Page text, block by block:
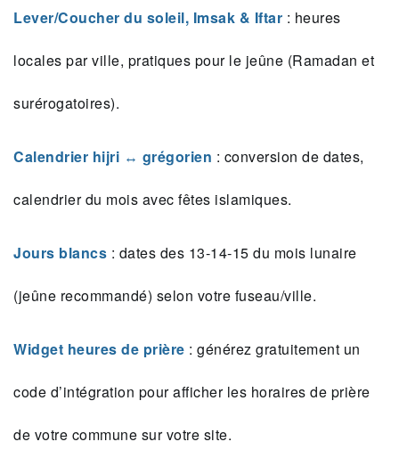
Lever/Coucher du soleil, Imsak & Iftar : heures
locales par ville, pratiques pour le jeûne (Ramadan et
surérogatoires).
Calendrier hijri ↔ grégorien : conversion de dates,
calendrier du mois avec fêtes islamiques.
Jours blancs : dates des 13‑14‑15 du mois lunaire
(jeûne recommandé) selon votre fuseau/ville.
Widget heures de prière : générez gratuitement un
code d’intégration pour afficher les horaires de prière
de votre commune sur votre site.